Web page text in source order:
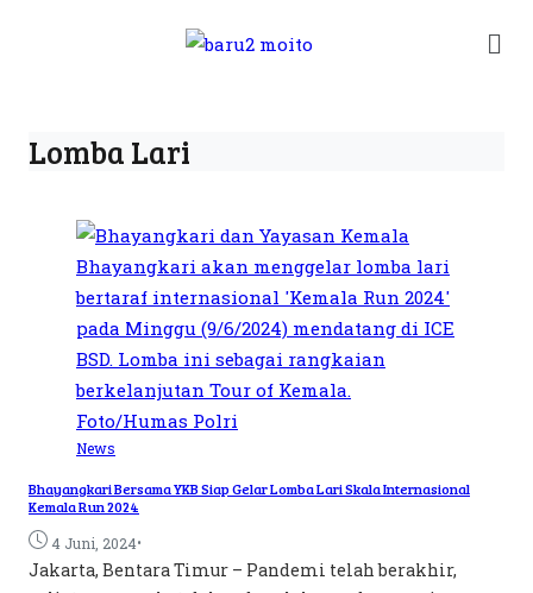
Lomba Lari
News
Bhayangkari Bersama YKB Siap Gelar Lomba Lari Skala Internasional
Kemala Run 2024
4 Juni, 2024•
Jakarta, Bentara Timur – Pandemi telah berakhir,